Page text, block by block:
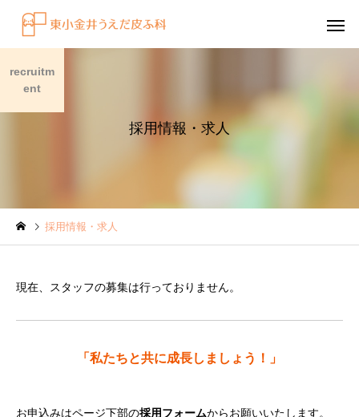
水虫（足白癬）を放置する
円形脱毛症になぜ「光
採用情報・求人
recruitm
ent
採用情報・求人
現在、スタッフの募集は行っておりません。
「私たちと共に成長しましょう！」
お申込みはページ下部の採用フォームからお願いいたします。